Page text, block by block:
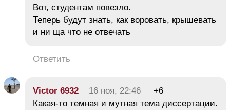
Вот, студентам повезло.
Теперь будут знать, как воровать, крышевать
и ни ща что не отвечать
Ответить
Victor 6932 16 ноя, 22:46
+6
Какая-то темная и мутная тема диссертации.